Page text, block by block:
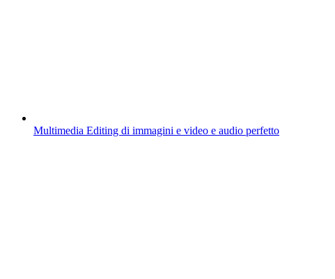
Multimedia Editing di immagini e video e audio perfetto